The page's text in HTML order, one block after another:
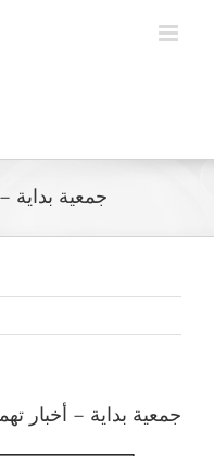
جمعية بداية –
جمعية بداية – أخبار تهمك